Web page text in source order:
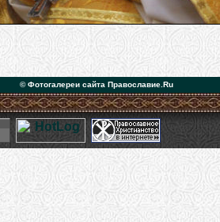
© Фотогалереи сайта Православие.Ru